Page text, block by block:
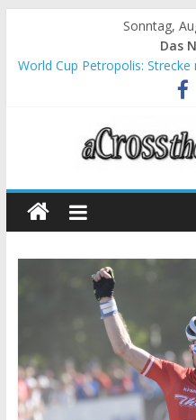
Sonntag,
Das
World Cup Petropolis:
Krumbach und
Supercup Massi Banyoles:
Halbzeit beim Andalucia Bike
Chelva: Schweizer